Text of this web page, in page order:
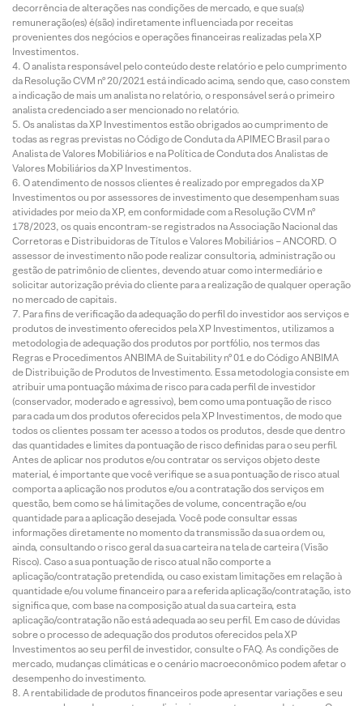
decorrência de alterações nas condições de mercado, e que sua(s)
remuneração(es) é(são) indiretamente influenciada por receitas
provenientes dos negócios e operações financeiras realizadas pela XP
Investimentos.
O analista responsável pelo conteúdo deste relatório e pelo cumprimento
da Resolução CVM nº 20/2021 está indicado acima, sendo que, caso constem
a indicação de mais um analista no relatório, o responsável será o primeiro
analista credenciado a ser mencionado no relatório.
Os analistas da XP Investimentos estão obrigados ao cumprimento de
todas as regras previstas no Código de Conduta da APIMEC Brasil para o
Analista de Valores Mobiliários e na Política de Conduta dos Analistas de
Valores Mobiliários da XP Investimentos.
O atendimento de nossos clientes é realizado por empregados da XP
Investimentos ou por assessores de investimento que desempenham suas
atividades por meio da XP, em conformidade com a Resolução CVM nº
178/2023, os quais encontram-se registrados na Associação Nacional das
Corretoras e Distribuidoras de Títulos e Valores Mobiliários – ANCORD. O
assessor de investimento não pode realizar consultoria, administração ou
gestão de patrimônio de clientes, devendo atuar como intermediário e
solicitar autorização prévia do cliente para a realização de qualquer operação
no mercado de capitais.
Para fins de verificação da adequação do perfil do investidor aos serviços e
produtos de investimento oferecidos pela XP Investimentos, utilizamos a
metodologia de adequação dos produtos por portfólio, nos termos das
Regras e Procedimentos ANBIMA de Suitability nº 01 e do Código ANBIMA
de Distribuição de Produtos de Investimento. Essa metodologia consiste em
atribuir uma pontuação máxima de risco para cada perfil de investidor
(conservador, moderado e agressivo), bem como uma pontuação de risco
para cada um dos produtos oferecidos pela XP Investimentos, de modo que
todos os clientes possam ter acesso a todos os produtos, desde que dentro
das quantidades e limites da pontuação de risco definidas para o seu perfil.
Antes de aplicar nos produtos e/ou contratar os serviços objeto deste
material, é importante que você verifique se a sua pontuação de risco atual
comporta a aplicação nos produtos e/ou a contratação dos serviços em
questão, bem como se há limitações de volume, concentração e/ou
quantidade para a aplicação desejada. Você pode consultar essas
informações diretamente no momento da transmissão da sua ordem ou,
ainda, consultando o risco geral da sua carteira na tela de carteira (Visão
Risco). Caso a sua pontuação de risco atual não comporte a
aplicação/contratação pretendida, ou caso existam limitações em relação à
quantidade e/ou volume financeiro para a referida aplicação/contratação, isto
significa que, com base na composição atual da sua carteira, esta
aplicação/contratação não está adequada ao seu perfil. Em caso de dúvidas
sobre o processo de adequação dos produtos oferecidos pela XP
Investimentos ao seu perfil de investidor, consulte o FAQ. As condições de
mercado, mudanças climáticas e o cenário macroeconômico podem afetar o
desempenho do investimento.
A rentabilidade de produtos financeiros pode apresentar variações e seu